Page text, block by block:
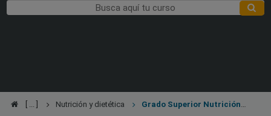
Nutrición y dietética